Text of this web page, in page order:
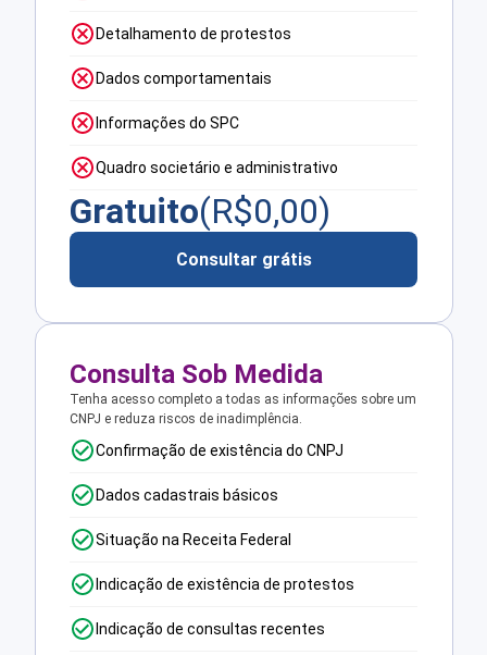
Detalhamento de protestos
Dados comportamentais
Informações do SPC
Quadro societário e administrativo
Gratuito(R$0,00)
Consultar grátis
Consulta Sob Medida
Tenha acesso completo a todas as informações sobre um
CNPJ e reduza riscos de inadimplência.
Confirmação de existência do CNPJ
Dados cadastrais básicos
Situação na Receita Federal
Indicação de existência de protestos
Indicação de consultas recentes